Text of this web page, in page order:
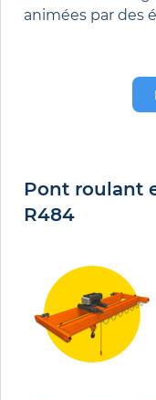
animées par des
Pont roulant
R484